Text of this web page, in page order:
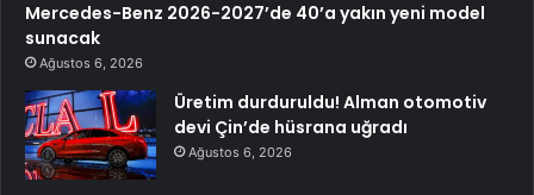
Mercedes-Benz 2026-2027’de 40’a yakın yeni model
sunacak
Ağustos 6, 2026
Üretim durduruldu! Alman otomotiv
devi Çin’de hüsrana uğradı
Ağustos 6, 2026